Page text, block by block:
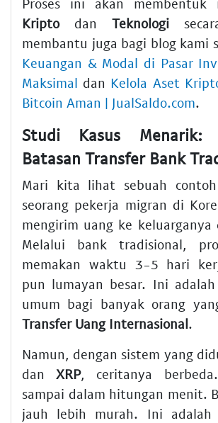
Kriptodan Teknologi
membantu juga bagi blog kami
Keuangan & Modal di Pasar
Maksimal dan Kelola Aset
Bitcoin Aman | JualSaldo.com.
Studi Kasus Menarik:
Batasan Transfer Bank
Mari kita lihat sebuah
seorang pekerja migran di
mengirim uang ke keluarganya
Melalui bank tradisional,
memakan waktu 3-5 hari
pun lumayan besar. Ini adalah
umum bagi banyak orang
Transfer Uang Internasional.
Namun, dengan sistem yang
dan XRP, ceritanya
sampai dalam hitungan menit.
jauh lebih murah. Ini